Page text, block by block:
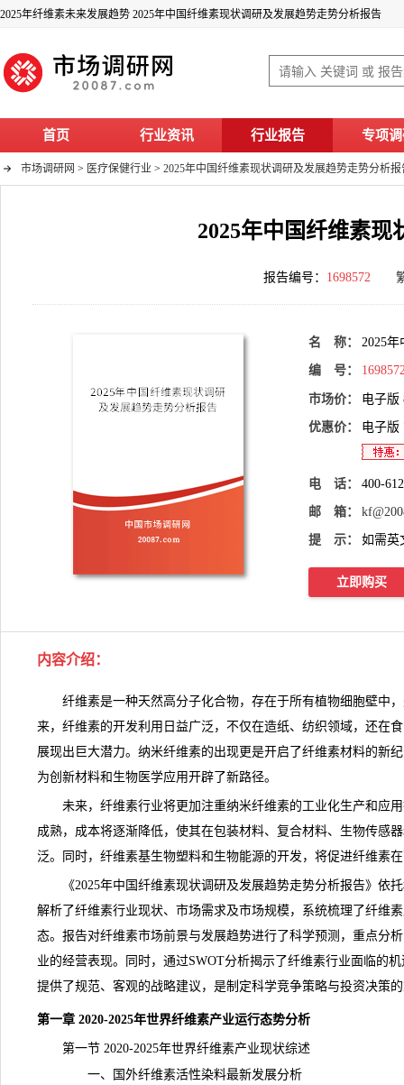
2025年纤维素未来发展趋势 2025年中国纤维素现状调研及发展趋势走势分析报告
首页 行业资讯 行业报告 专项
市场调研网 > 医疗保健行业 > 2025年中国纤维素现状调研及发展趋势走势分析报
2025年中国纤维素
报告编号： 1698572
名 称： 2025
编 号：
市场价： 电子版
优惠价： 电子版
电 话： 400-
邮 箱：
提 示： 如需英
立即购买
内容介绍：
纤维素是一种天然高分子化合物，存在于所有植物细胞壁中
来，纤维素的开发利用日益广泛，不仅在造纸、纺织领域，还在
展现出巨大潜力。纳米纤维素的出现更是开启了纤维素材料的新
为创新材料和生物医学应用开辟了新路径。
未来，纤维素行业将更加注重纳米纤维素的工业化生产和应用
成熟，成本将逐渐降低，使其在包装材料、复合材料、生物传感
泛。同时，纤维素基生物塑料和生物能源的开发，将促进纤维素
《2025年中国纤维素现状调研及发展趋势走势分析报告》依
解析了纤维素行业现状、市场需求及市场规模，系统梳理了纤维素
态。报告对纤维素市场前景与发展趋势进行了科学预测，重点分
业的经营表现。同时，通过SWOT分析揭示了纤维素行业面临的
提供了规范、客观的战略建议，是制定科学竞争策略与投资决策
第一章 2020-2025年世界纤维素产业运行态势分析
第一节 2020-2025年世界纤维素产业现状综述
一、国外纤维素活性染料最新发展分析